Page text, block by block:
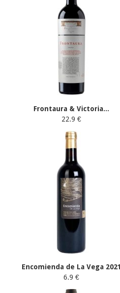
Frontaura & Victoria...
22.9 €
Encomienda de La Vega 2021
6.9 €